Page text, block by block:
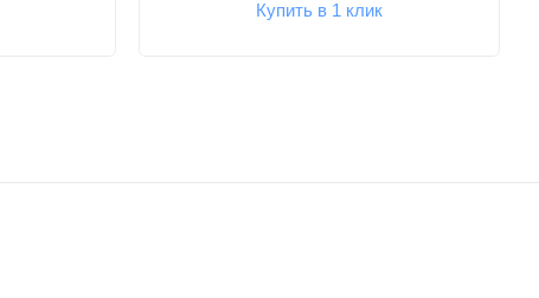
Купить в 1 клик